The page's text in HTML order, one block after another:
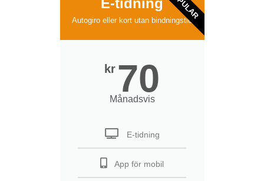
Autogiro eller kort utan bindningstid
kr 70
Månadsvis
E-tidning
App för mobil